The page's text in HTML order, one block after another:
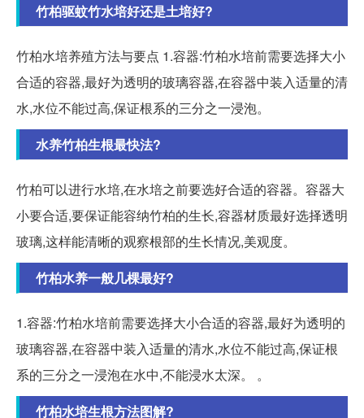
竹柏驱蚊竹水培好还是土培好?
竹柏水培养殖方法与要点 1.容器:竹柏水培前需要选择大小
合适的容器,最好为透明的玻璃容器,在容器中装入适量的清
水,水位不能过高,保证根系的三分之一浸泡。
水养竹柏生根最快法?
竹柏可以进行水培,在水培之前要选好合适的容器。容器大
小要合适,要保证能容纳竹柏的生长,容器材质最好选择透明
玻璃,这样能清晰的观察根部的生长情况,美观度。
竹柏水养一般几棵最好?
1.容器:竹柏水培前需要选择大小合适的容器,最好为透明的
玻璃容器,在容器中装入适量的清水,水位不能过高,保证根
系的三分之一浸泡在水中,不能浸水太深。 。
竹柏水培生根方法图解?